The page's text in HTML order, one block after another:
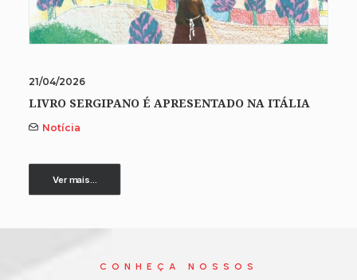
21/04/2026
LIVRO SERGIPANO É APRESENTADO NA ITÁLIA
Notícia
Ver mais...
CONHEÇA NOSSOS